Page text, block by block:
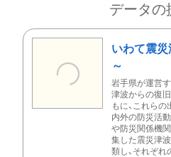
データの
いわて震
～
岩手県が運営
津波からの復
もに、これら
内外の防災活
や防災関係機
集した震災津
類し、それぞ